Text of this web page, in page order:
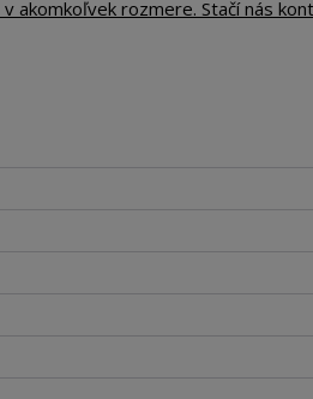
akomkoľvek rozmere. Stačí nás